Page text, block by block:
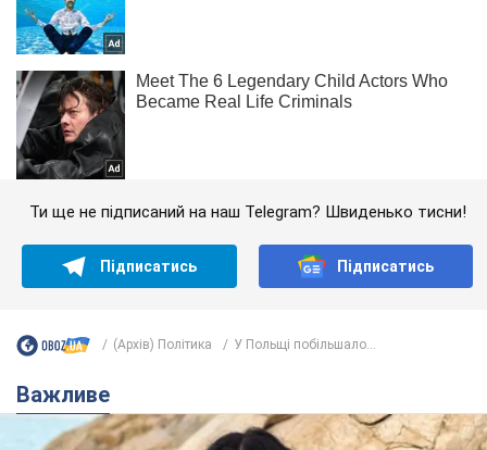
Ти ще не підписаний на наш Telegram? Швиденько тисни!
Підписатись Підписатись
(Архів) Політика У Польщі побільшало...
Важливе